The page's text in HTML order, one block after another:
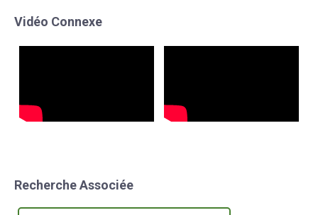
qui…
Vidéo Connexe
Recherche Associée